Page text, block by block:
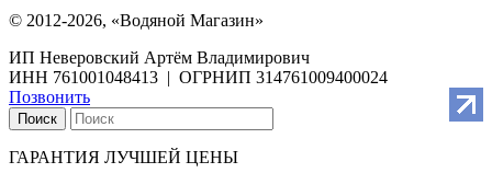
© 2012-2026, «Водяной Магазин»
ИП Неверовский Артём Владимирович
ИНН 761001048413 | ОГРНИП 314761009400024
Позвонить
Поиск
ГАРАНТИЯ ЛУЧШЕЙ ЦЕНЫ